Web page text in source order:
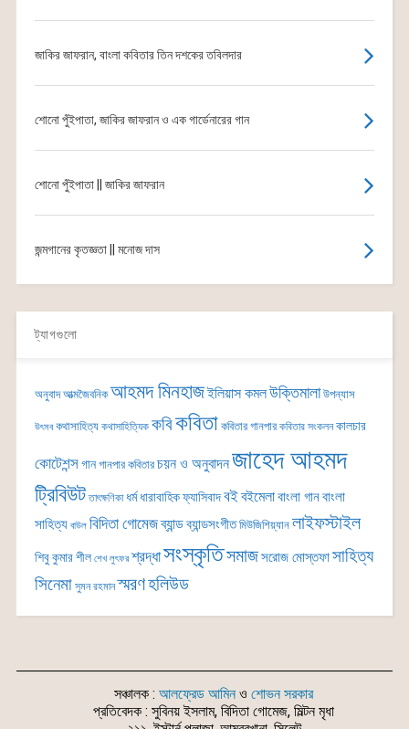
জাকির জাফরান, বাংলা কবিতার তিন দশকের তবিলদার
শোনো পুঁইপাতা, জাকির জাফরান ও এক গার্ডেনারের গান
শোনো পুঁইপাতা || জাকির জাফরান
জন্মগানের কৃতজ্ঞতা || মনোজ দাস
ট্যাগগুলো
অনুবাদ আত্মজৈবনিক আহমদ মিনহাজইলিয়াস কমলউক্তিমালা উপন্যাস
উৎসব কথাসাহিত্য কথাসাহিত্যিক কবিকবিতা কবিতার গানপার কবিতার সংকলন কালচার
কোটেশন্সগান গানপার কবিতার চয়ন ও অনুবাদনজাহেদ আহমদ
ট্রিবিউট তাৎক্ষণিকা ধর্ম ধারাবাহিকফ্যাসিবাদবইবইমেলাবাংলা গানবাংলা
সাহিত্য বাউল বিদিতা গোমেজব্যান্ডব্যান্ডসংগীত মিউজিশিয়্যান লাইফস্টাইল
শিবু কুমার শীল শেখ লুৎফর শ্রদ্ধাসংস্কৃতিসমাজসরোজ মোস্তফাসাহিত্য
সিনেমা সুমন রহমান স্মরণহলিউড
সঞ্চালক : আলফ্রেড আমিনও শোভন সরকার
প্রতিবেদক : সুবিনয় ইসলাম, বিদিতা গোমেজ, মিল্টন মৃধা